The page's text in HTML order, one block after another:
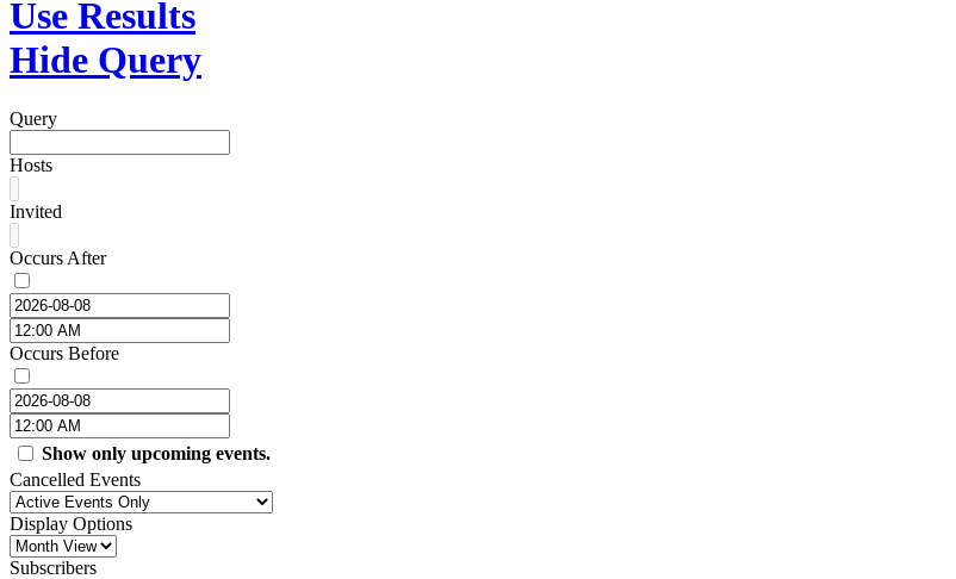
Use Results
Hide Query
Query
Hosts
Invited
Occurs After
Occurs Before
Show only upcoming events.
Cancelled Events
Display Options
Subscribers